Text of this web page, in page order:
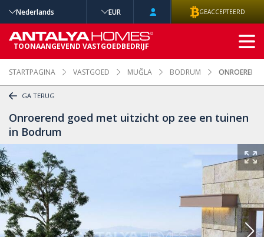
STARTPAGINA VASTGOED MUĞLA BODRUM
GA TERUG
Onroerend goed met uitzicht op zee en tuinen
in Bodrum
Nederlands EUR GEACCEPTEERD
TOONAANGEVEND VASTGOEDBEDRIJF
GEAVANCEERD
ZOEKEN